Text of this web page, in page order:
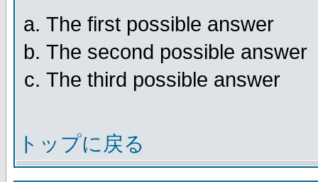
The first possible answer
The second possible answer
The third possible answer
トップに戻る